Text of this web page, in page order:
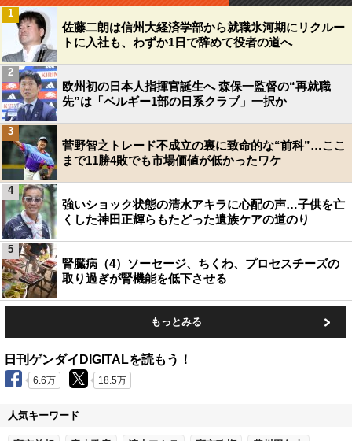
佐藤二朗は信州大経済学部から就職氷河期にリクルー
トに入社も、わずか1日で辞めて役者の道へ
1
欧州初の日本人指揮官誕生へ 森保一監督の“再就職
先”は「ベルギー1部の日系クラブ」一択か
2
菅野智之トレード不成立の裏に致命的な“前科”…ここ
まで11勝4敗でも市場価値が低かったワケ
3
強いショック状態の清水アキラに心配の声…子供を亡
くした神田正輝らもたどった遺族ケアの道のり
4
腎臓病（4）ソーセージ、ちくわ、プロセスチーズの
取り過ぎが腎機能を低下させる
5
もっとみる
日刊ゲンダイDIGITALを読もう！
6.6万 18.5万
人気キーワード